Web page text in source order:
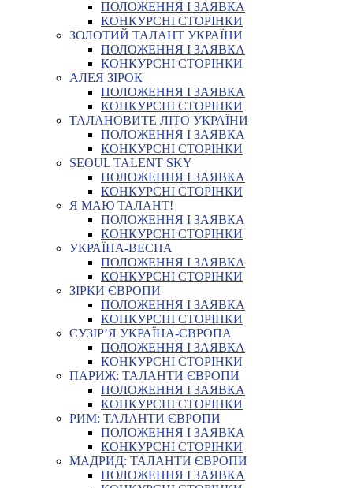
ПОЛОЖЕННЯ І ЗАЯВКА
КОНКУРСНІ СТОРІНКИ
ЗОЛОТИЙ ТАЛАНТ УКРАЇНИ
ПОЛОЖЕННЯ І ЗАЯВКА
КОНКУРСНІ СТОРІНКИ
АЛЕЯ ЗІРОК
ПОЛОЖЕННЯ І ЗАЯВКА
КОНКУРСНІ СТОРІНКИ
ТАЛАНОВИТЕ ЛІТО УКРАЇНИ
ПОЛОЖЕННЯ І ЗАЯВКА
КОНКУРСНІ СТОРІНКИ
SEOUL TALENT SKY
ПОЛОЖЕННЯ І ЗАЯВКА
КОНКУРСНІ СТОРІНКИ
Я МАЮ ТАЛАНТ!
ПОЛОЖЕННЯ І ЗАЯВКА
КОНКУРСНІ СТОРІНКИ
УКРАЇНА-ВЕСНА
ПОЛОЖЕННЯ І ЗАЯВКА
КОНКУРСНІ СТОРІНКИ
ЗІРКИ ЄВРОПИ
ПОЛОЖЕННЯ І ЗАЯВКА
КОНКУРСНІ СТОРІНКИ
СУЗІР’Я УКРАЇНА-ЄВРОПА
ПОЛОЖЕННЯ І ЗАЯВКА
КОНКУРСНІ СТОРІНКИ
ПАРИЖ: ТАЛАНТИ ЄВРОПИ
ПОЛОЖЕННЯ І ЗАЯВКА
КОНКУРСНІ СТОРІНКИ
РИМ: ТАЛАНТИ ЄВРОПИ
ПОЛОЖЕННЯ І ЗАЯВКА
КОНКУРСНІ СТОРІНКИ
МАДРИД: ТАЛАНТИ ЄВРОПИ
ПОЛОЖЕННЯ І ЗАЯВКА